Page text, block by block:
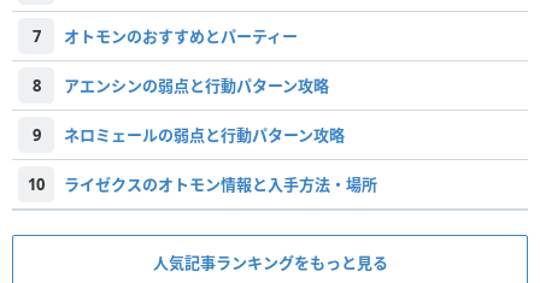
7 オトモンのおすすめとパーティー
8 アエンシンの弱点と行動パターン攻略
9 ネロミェールの弱点と行動パターン攻略
10 ライゼクスのオトモン情報と入手方法・場所
人気記事ランキングをもっと見る